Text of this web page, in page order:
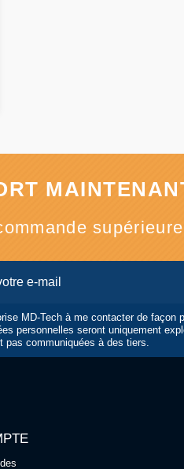
MD-Tech à me contacter de façon
personnelles seront uniquement
pas communiquées à des tiers.